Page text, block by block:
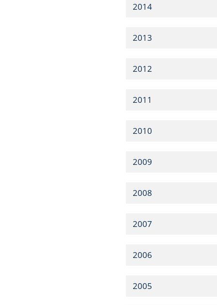
2014
2013
2012
2011
2010
2009
2008
2007
2006
2005